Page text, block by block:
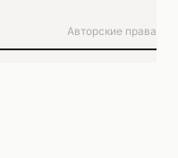
Авторские права